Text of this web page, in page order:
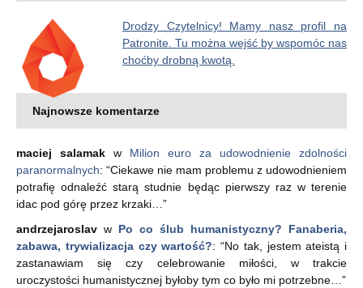
Drodzy Czytelnicy! Mamy nasz profil na
Patronite. Tu można wejść by wspomóc nas
choćby drobną kwotą.
Najnowsze komentarze
maciej salamak w Milion euro za udowodnienie zdolności
paranormalnych: “Ciekawe nie mam problemu z udowodnieniem
potrafię odnaleźć starą studnie będąc pierwszy raz w terenie
idac pod górę przez krzaki…”
andrzejaroslav w Po co ślub humanistyczny? Fanaberia,
zabawa, trywializacja czy wartość?: “No tak, jestem ateistą i
zastanawiam się czy celebrowanie miłości, w trakcie
uroczystości humanistycznej byłoby tym co było mi potrzebne… ”